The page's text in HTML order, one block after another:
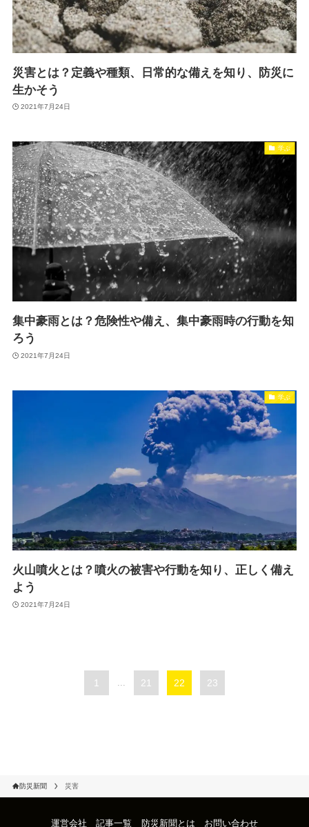
災害とは？定義や種類、日常的な備えを知り、防災に
生かそう
2021年7月24日
学ぶ
集中豪雨とは？危険性や備え、集中豪雨時の行動を知
ろう
2021年7月24日
学ぶ
火山噴火とは？噴火の被害や行動を知り、正しく備え
よう
2021年7月24日
1 ... 21 22 23
防災新聞 災害
運営会社 記事一覧 防災新聞とは お問い合わせ